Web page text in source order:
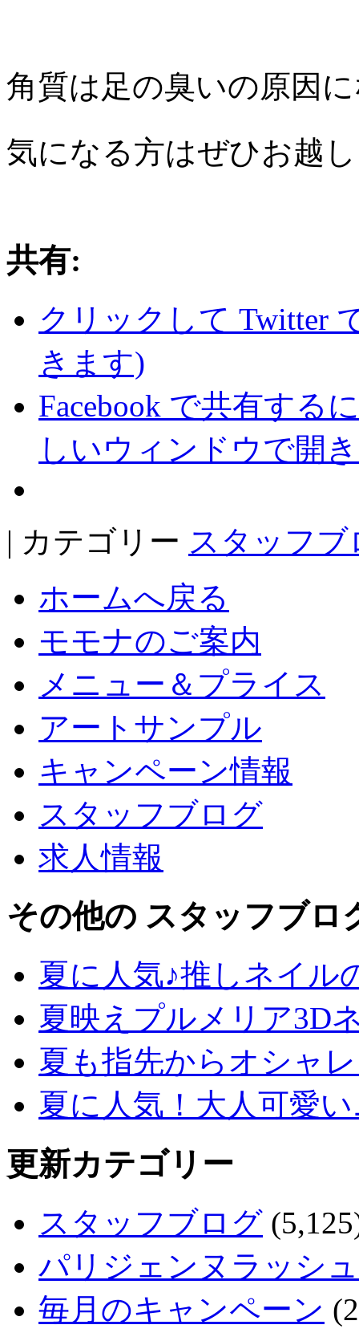
角質は足の臭いの原因
気になる方はぜひお越
共有:
クリックして Twitter
きます)
Facebook で共有する
しいウィンドウで開
| カテゴリー スタッフブ
ホームへ戻る
モモナのご案内
メニュー＆プライス
アートサンプル
キャンペーン情報
スタッフブログ
求人情報
その他の スタッフブロ
夏に人気♪推しネイル
夏映えプルメリア3D
夏も指先からオシャ
夏に人気！大人可愛
更新カテゴリー
スタッフブログ
パリジェンヌラッシ
毎月のキャンペーン